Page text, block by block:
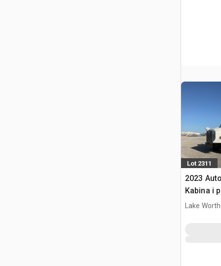
Lot 2311
2023
Kabina i
Lake